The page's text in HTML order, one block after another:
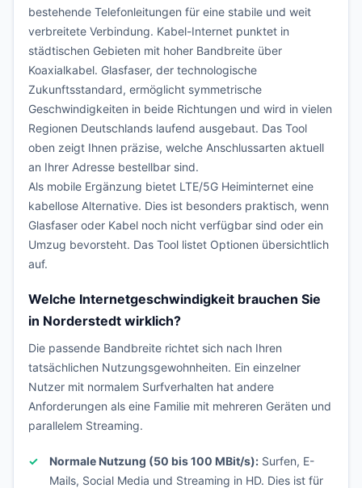
bestehende Telefonleitungen für eine stabile und weit
verbreitete Verbindung. Kabel-Internet punktet in
städtischen Gebieten mit hoher Bandbreite über
Koaxialkabel. Glasfaser, der technologische
Zukunftsstandard, ermöglicht symmetrische
Geschwindigkeiten in beide Richtungen und wird in vielen
Regionen Deutschlands laufend ausgebaut. Das Tool
oben zeigt Ihnen präzise, welche Anschlussarten aktuell
an Ihrer Adresse bestellbar sind.
Als mobile Ergänzung bietet LTE/5G Heiminternet eine
kabellose Alternative. Dies ist besonders praktisch, wenn
Glasfaser oder Kabel noch nicht verfügbar sind oder ein
Umzug bevorsteht. Das Tool listet Optionen übersichtlich
auf.
Welche Internetgeschwindigkeit brauchen Sie
in Norderstedt wirklich?
Die passende Bandbreite richtet sich nach Ihren
tatsächlichen Nutzungsgewohnheiten. Ein einzelner
Nutzer mit normalem Surfverhalten hat andere
Anforderungen als eine Familie mit mehreren Geräten und
parallelem Streaming.
Normale Nutzung (50 bis 100 MBit/s): Surfen, E-
Mails, Social Media und Streaming in HD. Dies ist für